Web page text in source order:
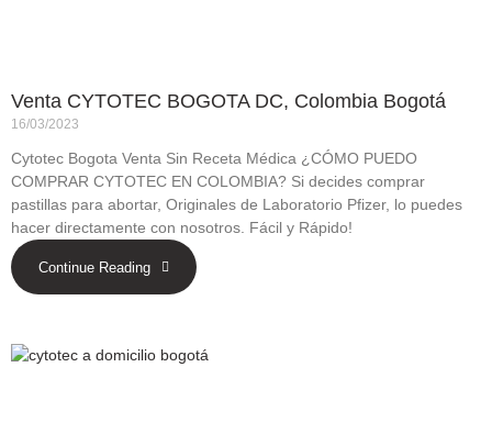
Venta CYTOTEC BOGOTA DC, Colombia Bogotá
16/03/2023
Cytotec Bogota Venta Sin Receta Médica ¿CÓMO PUEDO
COMPRAR CYTOTEC EN COLOMBIA? Si decides comprar
pastillas para abortar, Originales de Laboratorio Pfizer, lo puedes
hacer directamente con nosotros. Fácil y Rápido!
Continue Reading